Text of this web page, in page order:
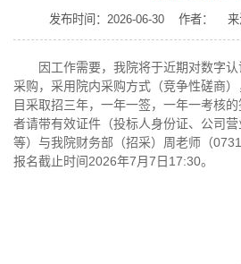
发布时间：2026-06-30 作者：
因工作需要，我院将于近期对数字
采购，采用院内采购方式（竞争性磋商
目采取招三年，一年一签，一年一考核
者请带有效证件（投标人身份证、公司
等）与我院财务部（招采）周老师（
报名截止时间2026年7月7日17:30。